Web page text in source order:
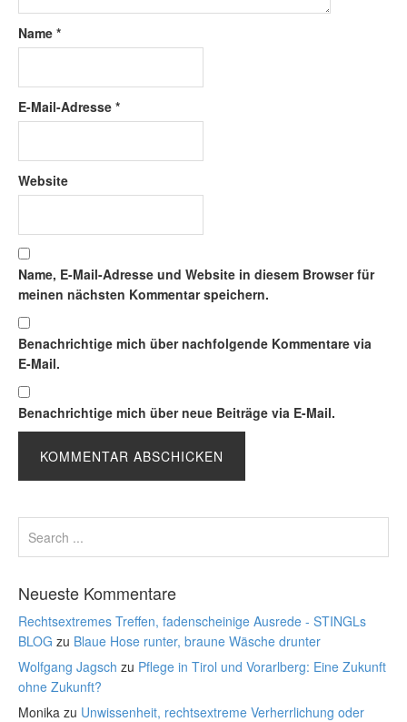
Name *
E-Mail-Adresse *
Website
Name, E-Mail-Adresse und Website in diesem Browser für
meinen nächsten Kommentar speichern.
Benachrichtige mich über nachfolgende Kommentare via
E-Mail.
Benachrichtige mich über neue Beiträge via E-Mail.
Neueste Kommentare
Rechtsextremes Treffen, fadenscheinige Ausrede - STINGLs
BLOG zu Blaue Hose runter, braune Wäsche drunter
Wolfgang Jagsch zu Pflege in Tirol und Vorarlberg: Eine Zukunft
ohne Zukunft?
Monika zu Unwissenheit, rechtsextreme Verherrlichung oder